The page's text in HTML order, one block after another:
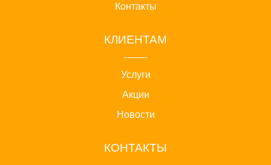
Контакты
КЛИЕНТАМ
Услуги
Акции
Новости
КОНТАКТЫ